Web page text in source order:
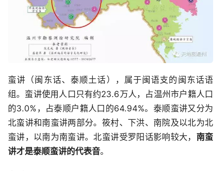
蛮讲（闽东话、泰顺土话），属于闽语支的闽东话语
组。蛮讲使用人口只有约23.6万人，占温州市户籍人口
的3.0%，占泰顺户籍人口的64.94%。泰顺蛮讲又分为
北蛮讲和南蛮讲两部分。筱村、下洪、南院及以北为北
蛮讲，以南为南蛮讲。北蛮讲受罗阳话影响较大， 南蛮
讲才是泰顺蛮讲的代表音。